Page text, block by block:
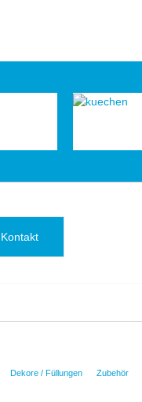
Dekore / Füllungen Zubehör